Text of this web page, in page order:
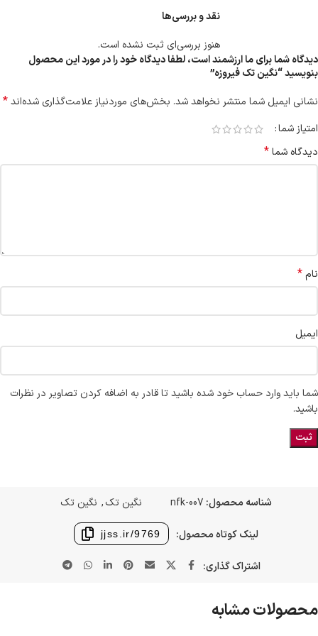
نقد و بررسی‌ها
هنوز بررسی‌ای ثبت نشده است.
دیدگاه شما برای ما ارزشمند است، لطفا دیدگاه خود را در مورد این محصول
بنویسید “نگین تک فیروزه”
نشانی ایمیل شما منتشر نخواهد شد. بخش‌های موردنیاز علامت‌گذاری شده‌اند*
امتیاز شما
دیدگاه شما*
نام*
ایمیل
شما باید وارد حساب خود شده باشید تا قادر به اضافه کردن تصاویر در نظرات
باشید.
شناسه محصول: nfk-007 نگین تک, نگین تک
لینک کوتاه محصول: jjss.ir/9769
اشتراک گذاری:
محصولات مشابه